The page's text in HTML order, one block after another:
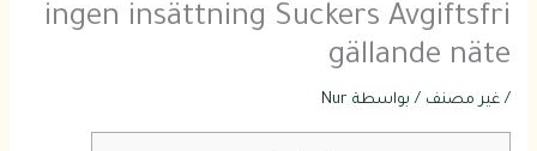
ingen insättning Suckers Avgiftsfri
gällande näte
/غير مصنف / بواسطة Nur